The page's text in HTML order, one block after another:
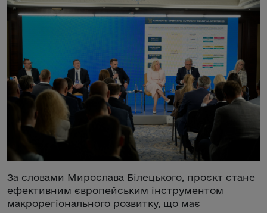
За словами Мирослава Білецького, проєкт стане
ефективним європейським інструментом
макрорегіонального розвитку, що має